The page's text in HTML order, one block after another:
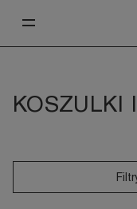
KOSZULKI